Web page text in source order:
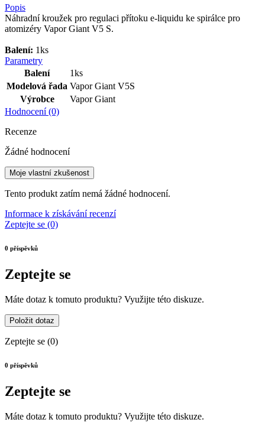
Popis
Náhradní kroužek pro regulaci přítoku e-liquidu ke spirálce pro
atomizéry Vapor Giant V5 S.
Balení: 1ks
Parametry
Balení
1ks
Modelová řada Vapor Giant V5S
Výrobce
Vapor Giant
Hodnocení (0)
Recenze
Žádné hodnocení
Moje vlastní zkušenost
Tento produkt zatím nemá žádné hodnocení.
Informace k získávání recenzí
Zeptejte se (0)
0 příspěvků
Zeptejte se
Máte dotaz k tomuto produktu? Využijte této diskuze.
Položit dotaz
Zeptejte se (0)
0 příspěvků
Zeptejte se
Máte dotaz k tomuto produktu? Využijte této diskuze.